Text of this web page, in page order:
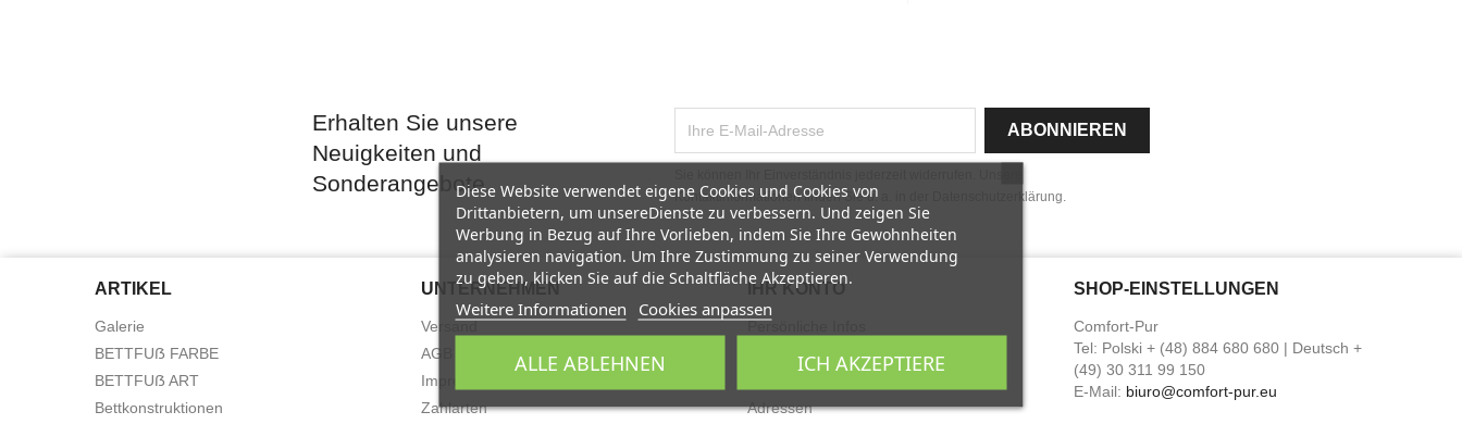
Diese Website verwendet eigene Cookies und Cookies von
Drittanbietern, um unsereDienste zu verbessern. Und zeigen Sie
Werbung in Bezug auf Ihre Vorlieben, indem Sie Ihre Gewohnheiten
analysieren navigation. Um Ihre Zustimmung zu seiner Verwendung
zu geben, klicken Sie auf die Schaltfläche Akzeptieren.
Weitere Informationen Cookies anpassen
ALLE ABLEHNEN ICH AKZEPTIERE
Erhalten Sie unsere
Neuigkeiten und
Sonderangebote
Kontaktinformationen finden Sie u. a. in der Datenschutzerklärung.
ARTIKEL
Galerie
BETTFUẞ FARBE
BETTFUẞ ART
Bettkonstruktionen
UNTERNEHMEN
Versand
AGB und Kundeninformationen
Impressum
Zahlarten
IHR KONTO
Persönliche Infos
Bestellungen
Adressen
SHOP-EINSTELLUNGEN
Comfort-Pur
Tel: Polski + (48) 884 680 680 | Deutsch +
(49) 30 311 99 150
E-Mail: biuro@comfort-pur.eu